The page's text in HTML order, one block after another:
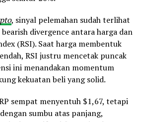
, sinyal pelemahan sudah terlihat
divergence antara harga dan
(RSI). Saat harga membentuk
RSI justru mencetak puncak
ini menandakan momentum
kekuatan beli yang solid.
sempat menyentuh $1,67, tetapi
sumbu atas panjang,